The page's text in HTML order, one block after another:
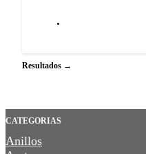
Resultados →
CATEGORIAS
Anillos